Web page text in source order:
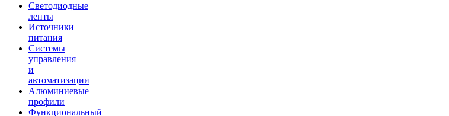
Светодиодные
ленты
Источники
питания
Системы
управления
и
автоматизации
Алюминиевые
профили
Функциональный